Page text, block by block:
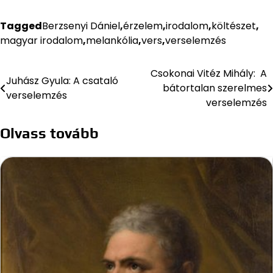
TaggedBerzsenyi Dániel,érzelem,irodalom,költészet,
magyar irodalom,melankólia,vers,verselemzés
Bejegyzés
navigáció
Juhász Gyula: A csataló
verselemzés
Csokonai Vitéz Mihály: A
bátortalan szerelmes
verselemzés
Olvass tovább